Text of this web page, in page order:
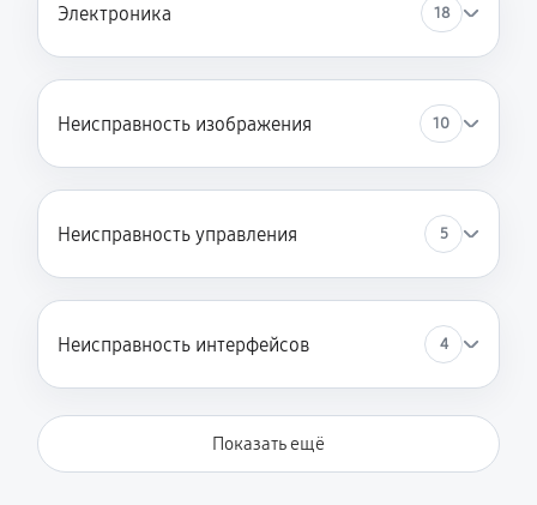
Электроника 18
Неисправность изображения 10
Неисправность управления 5
Неисправность интерфейсов 4
Показать ещё